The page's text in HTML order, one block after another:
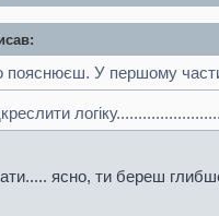
У першому
ясно, ти береш